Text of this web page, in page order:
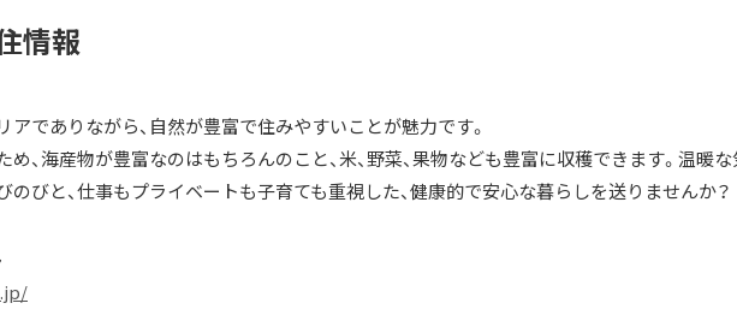
情報
アでありながら、自然が豊富で住みやすいことが魅力です。
め、海産物が豊富なのはもちろんのこと、米、野菜、果物なども豊富に収穫できます。温暖
のびと、仕事もプライベートも子育ても重視した、健康的で安心な暮らしを送りませんか？